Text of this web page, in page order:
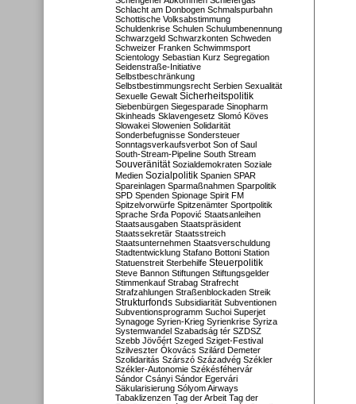
Schlacht am Donbogen Schmalspurbahn
Schottische Volksabstimmung
Schuldenkrise Schulen Schulumbenennung
Schwarzgeld Schwarzkonten Schweden
Schweizer Franken Schwimmsport
Scientology Sebastian Kurz Segregation
Seidenstraße-Initiative
Selbstbeschränkung
Selbstbestimmungsrecht Serbien Sexualität
Sexuelle Gewalt Sicherheitspolitik
Siebenbürgen Siegesparade Sinopharm
Skinheads Sklavengesetz Slomó Köves
Slowakei Slowenien Solidarität
Sonderbefugnisse Sondersteuer
Sonntagsverkaufsverbot Son of Saul
South-Stream-Pipeline South Stream
Souveränität Sozialdemokraten Soziale
Medien Sozialpolitik Spanien SPAR
Spareinlagen Sparmaßnahmen Sparpolitik
SPD Spenden Spionage Spirit FM
Spitzelvorwürfe Spitzenämter Sportpolitik
Sprache Srđa Popović Staatsanleihen
Staatsausgaben Staatspräsident
Staatssekretär Staatsstreich
Staatsunternehmen Staatsverschuldung
Stadtentwicklung Stafano Bottoni Station
Statuenstreit Sterbehilfe Steuerpolitik
Steve Bannon Stiftungen Stiftungsgelder
Stimmenkauf Strabag Strafrecht
Strafzahlungen Straßenblockaden Streik
Strukturfonds Subsidiarität Subventionen
Subventionsprogramm Suchoi Superjet
Synagoge Syrien-Krieg Syrienkrise Syriza
Systemwandel Szabadság tér SZDSZ
Szebb Jövőért Szeged Sziget-Festival
Szilveszter Ókovács Szilárd Demeter
Szolidaritás Szárszó Századvég Székler
Székler-Autonomie Székésféhervár
Sándor Csányi Sándor Egervári
Säkularisierung Sólyom Airways
Tabaklizenzen Tag der Arbeit Tag der